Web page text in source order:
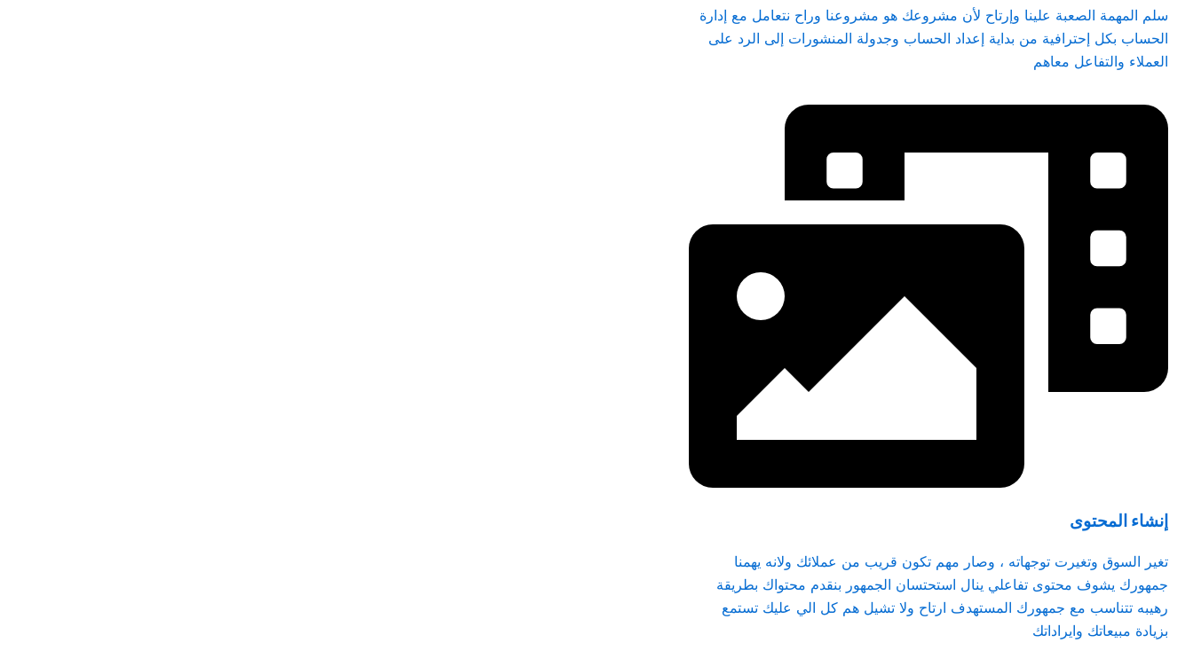
سلم المهمة الصعبة علينا وإرتاح لأن مشروعك هو مشروعنا وراح نتعامل مع إدارة
الحساب بكل إحترافية من بداية إعداد الحساب وجدولة المنشورات إلى الرد على
العملاء والتفاعل معاهم
إنشاء المحتوى
تغير السوق وتغيرت توجهاته ، وصار مهم تكون قريب من عملائك ولانه يهمنا
جمهورك يشوف محتوى تفاعلي ينال استحتسان الجمهور بنقدم محتواك بطريقة
رهيبه تتناسب مع جمهورك المستهدف ارتاح ولا تشيل هم كل الي عليك تستمع
بزيادة مبيعاتك وايراداتك